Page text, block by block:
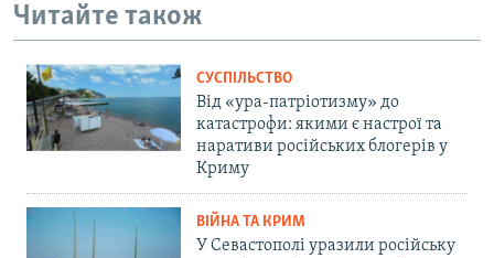
Читайте також
СУСПІЛЬСТВО
Від «ура-патріотизму» до
катастрофи: якими є настрої та
наративи російських блогерів у
Криму
ВІЙНА ТА КРИМ
У Севастополі уразили російську